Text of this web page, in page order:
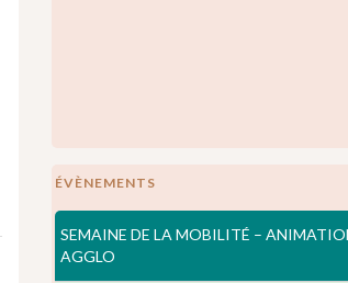
ÉVÈNEMENTS
SEMAINE DE LA MOBILITÉ –
AGGLO